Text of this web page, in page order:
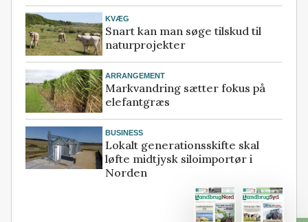
KVÆG
Snart kan man søge tilskud til
naturprojekter
ARRANGEMENT
Markvandring sætter fokus på
elefantgræs
BUSINESS
Lokalt generationsskifte skal
løfte midtjysk siloimportør i
Norden